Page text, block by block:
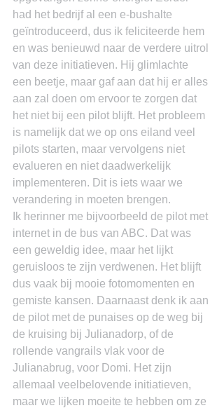
had het bedrijf al een e-bushalte
geïntroduceerd, dus ik feliciteerde hem
en was benieuwd naar de verdere uitrol
van deze initiatieven. Hij glimlachte
een beetje, maar gaf aan dat hij er alles
aan zal doen om ervoor te zorgen dat
het niet bij een pilot blijft. Het probleem
is namelijk dat we op ons eiland veel
pilots starten, maar vervolgens niet
evalueren en niet daadwerkelijk
implementeren. Dit is iets waar we
verandering in moeten brengen.
Ik herinner me bijvoorbeeld de pilot met
internet in de bus van ABC. Dat was
een geweldig idee, maar het lijkt
geruisloos te zijn verdwenen. Het blijft
dus vaak bij mooie fotomomenten en
gemiste kansen. Daarnaast denk ik aan
de pilot met de punaises op de weg bij
de kruising bij Julianadorp, of de
rollende vangrails vlak voor de
Julianabrug, voor Domi. Het zijn
allemaal veelbelovende initiatieven,
maar we lijken moeite te hebben om ze